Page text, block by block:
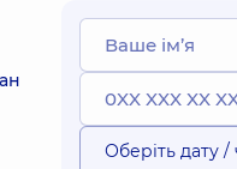
Оберіть дату /